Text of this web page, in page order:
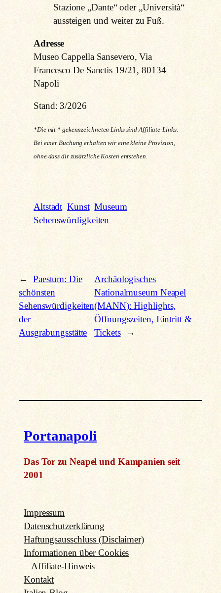
Stazione „Dante“ oder „Università“
aussteigen und weiter zu Fuß.
Adresse
Museo Cappella Sansevero, Via
Francesco De Sanctis 19/21, 80134
Napoli
Stand: 3/2026
*Die mit * gekennzeichneten Links sind Affiliate-Links.
Bei einer Buchung erhalten wir eine kleine Provision,
ohne dass dir zusätzliche Kosten entstehen.
Altstadt Kunst Museum
Sehenswürdigkeiten
←
Paestum: Die
schönsten
Sehenswürdigkeiten
der
Ausgrabungsstätte
Archäologisches
Nationalmuseum Neapel
(MANN): Highlights,
Öffnungszeiten, Eintritt &
Tickets
→
Portanapoli
Das Tor zu Neapel und Kampanien seit
2001
Impressum
Datenschutzerklärung
Haftungsausschluss (Disclaimer)
Informationen über Cookies
Affiliate-Hinweis
Kontakt